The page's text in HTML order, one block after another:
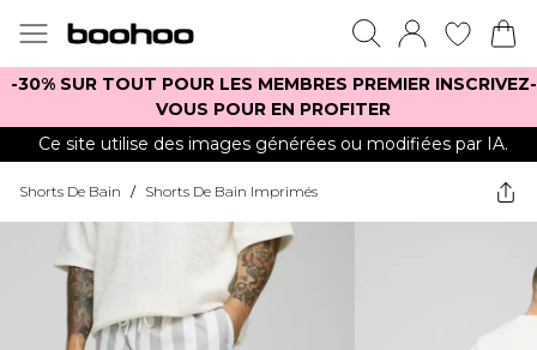
-30% SUR TOUT POUR LES MEMBRES PREMIER INSCRIVEZ-
VOUS POUR EN PROFITER
Ce site utilise des images générées ou modifiées par IA.
Shorts De Bain / Shorts De Bain Imprimés